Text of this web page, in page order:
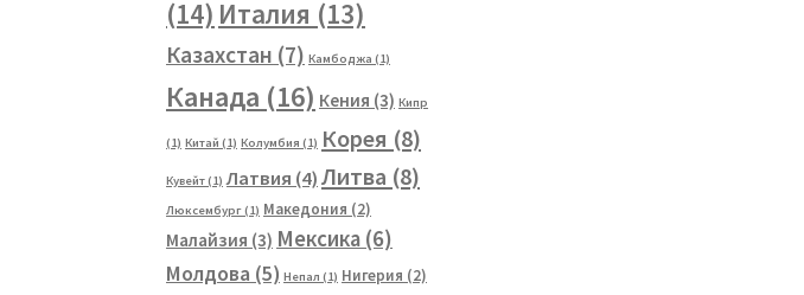
(14) Италия (13)
Казахстан (7) Камбоджа (1)
Канада (16) Кения (3) Кипр
(1) Китай (1) Колумбия (1) Корея (8)
Кувейт(1) Латвия (4)Литва (8)
Люксембург(1) Македония (2)
Малайзия (3) Мексика (6)
Молдова (5) Непал (1) Нигерия (2)